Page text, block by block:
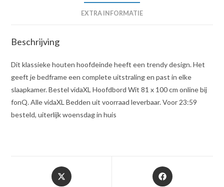
EXTRA INFORMATIE
Beschrijving
Dit klassieke houten hoofdeinde heeft een trendy design. Het
geeft je bedframe een complete uitstraling en past in elke
slaapkamer. Bestel vidaXL Hoofdbord Wit 81 x 100 cm online bij
fonQ. Alle vidaXL Bedden uit voorraad leverbaar. Voor 23:59
besteld, uiterlijk woensdag in huis
Opent
in
Opent
in